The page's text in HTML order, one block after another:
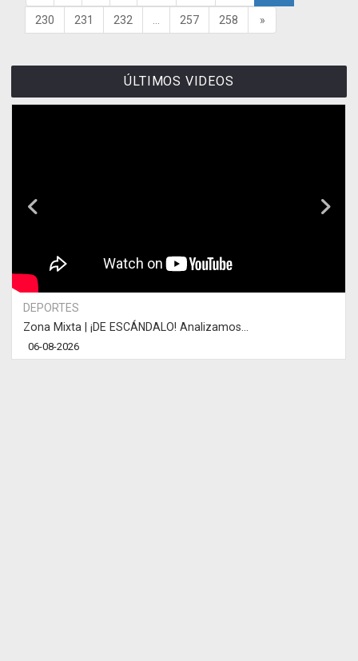
230 231 232 257 258 »
ÚLTIMOS VIDEOS
DEPORTES
Zona Mixta | ¡DE ESCÁNDALO! Analizamos...
06-08-2026